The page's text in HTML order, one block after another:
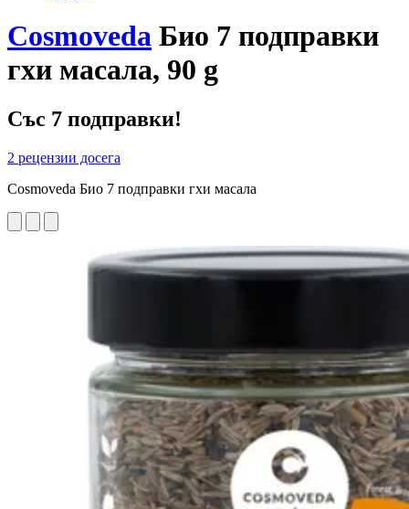
Cosmoveda Био 7 подправки
гхи масала, 90 g
Със 7 подправки!
2 рецензии досега
Cosmoveda Био 7 подправки гхи масала